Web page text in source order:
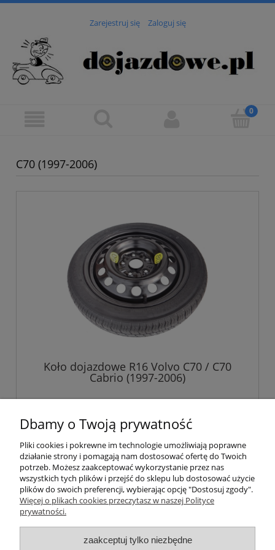
Zarejestruj się Zaloguj się
C70 (1997-2006)
Koło dojazdowe R16 Volvo C70 / C70
Cabrio (1997-2006)
do koszyka
Pomoc
Informacje
Dbamy o Twoją prywatność
Pliki cookies i pokrewne im technologie umożliwiają poprawne
działanie strony i pomagają nam dostosować ofertę do Twoich
potrzeb. Możesz zaakceptować wykorzystanie przez nas
wszystkich tych plików i przejść do sklepu lub dostosować użycie
plików do swoich preferencji, wybierając opcję "Dostosuj zgody".
Więcej o plikach cookies przeczytasz w naszej Polityce
prywatności.
zaakceptuj tylko niezbędne